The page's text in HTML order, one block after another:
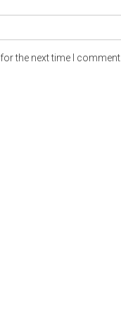
the next time I comment.